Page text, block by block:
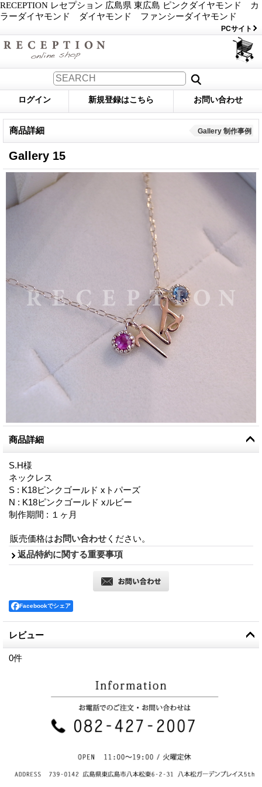
RECEPTION レセプション 広島県 東広島 ピンクダイヤモンド カ
ラーダイヤモンド ダイヤモンド ファンシーダイヤモンド
PCサイト
ログイン 新規登録はこちら お問い合わせ
商品詳細 Gallery 制作事例
Gallery 15
商品詳細
S.H様
ネックレス
S : K18ピンクゴールド xトパーズ
N : K18ピンクゴールド xルビー
制作期間 : １ヶ月
販売価格はお問い合わせ ください。
返品特約に関する重要事項
Facebookでシェア
レビュー
0件